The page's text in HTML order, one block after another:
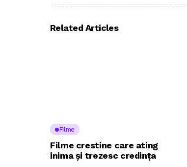
Related Articles
Filme
Filme crestine care ating
inima și trezesc credința